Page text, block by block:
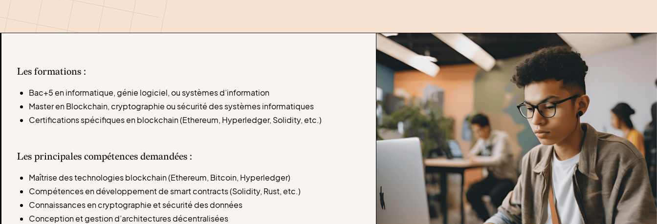
Les formations :
Bac+5 en informatique, génie logiciel, ou systèmes d’information
Master en Blockchain, cryptographie ou sécurité des systèmes informatiques
Certifications spécifiques en blockchain (Ethereum, Hyperledger, Solidity, etc.)
Les principales compétences demandées :
Maîtrise des technologies blockchain (Ethereum, Bitcoin, Hyperledger)
Compétences en développement de smart contracts (Solidity, Rust, etc.)
Connaissances en cryptographie et sécurité des données
Conception et gestion d’architectures décentralisées